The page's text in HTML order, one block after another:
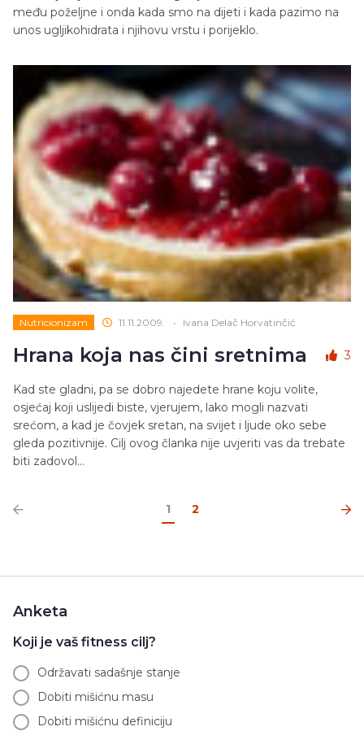
među poželjne i onda kada smo na dijeti i kada pazimo na
unos ugljikohidrata i njihovu vrstu i porijeklo.
Nutricionizam 11.11.2009. • Ivana Delač Horvatinčić
Hrana koja nas čini sretnima 3
Kad ste gladni, pa se dobro najedete hrane koju volite,
osjećaj koji uslijedi biste, vjerujem, lako mogli nazvati
srećom, a kad je čovjek sretan, na svijet i ljude oko sebe
gleda pozitivnije. Cilj ovog članka nije uvjeriti vas da trebate
biti zadovol...
1 2
Anketa
Koji je vaš fitness cilj?
Održavati sadašnje stanje
Dobiti mišićnu masu
Dobiti mišićnu definiciju